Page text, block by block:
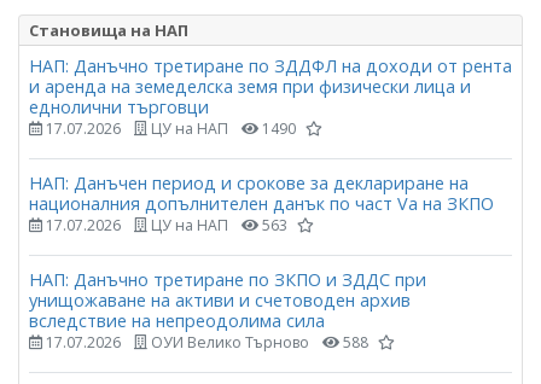
Становища на НАП
НАП: Данъчно третиране по ЗДДФЛ на доходи от рента
и аренда на земеделска земя при физически лица и
еднолични търговци
17.07.2026 ЦУ на НАП 1490
НАП: Данъчен период и срокове за деклариране на
националния допълнителен данък по част Vа на ЗКПО
17.07.2026 ЦУ на НАП 563
НАП: Данъчно третиране по ЗКПО и ЗДДС при
унищожаване на активи и счетоводен архив
вследствие на непреодолима сила
17.07.2026 ОУИ Велико Търново 588